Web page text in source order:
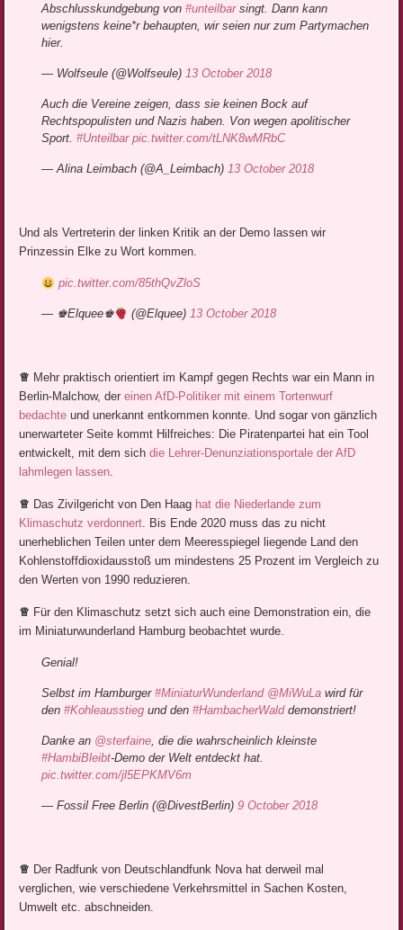
Abschlusskundgebung von#unteilbarsingt. Dann kann
wenigstens keine*r behaupten, wir seien nur zum Partymachen
hier.
— Wolfseule (@Wolfseule)13 October 2018
Auch die Vereine zeigen, dass sie keinen Bock auf
Rechtspopulisten und Nazis haben. Von wegen apolitischer
Sport.#Unteilbar pic.twitter.com/tLNK8wMRbC
— Alina Leimbach (@A_Leimbach)13 October 2018
Und als Vertreterin der linken Kritik an der Demo lassen wir
Prinzessin Elke zu Wort kommen.
pic.twitter.com/85thQvZloS
— ♚Elquee♚ (@Elquee)13 October 2018
♕ Mehr praktisch orientiert im Kampf gegen Rechts war ein Mann in
Berlin-Malchow, dereinen AfD-Politiker mit einem Tortenwurf
bedachte und unerkannt entkommen konnte. Und sogar von gänzlich
unerwarteter Seite kommt Hilfreiches: Die Piratenpartei hat ein Tool
entwickelt, mit dem sichdie Lehrer-Denunziationsportale der AfD
lahmlegen lassen.
♕ Das Zivilgericht von Den Haag hat die Niederlande zum
Klimaschutz verdonnert. Bis Ende 2020 muss das zu nicht
unerheblichen Teilen unter dem Meeresspiegel liegende Land den
Kohlenstoffdioxidausstoß um mindestens 25 Prozent im Vergleich zu
den Werten von 1990 reduzieren.
♕ Für den Klimaschutz setzt sich auch eine Demonstration ein, die
im Miniaturwunderland Hamburg beobachtet wurde.
Genial!
Selbst im Hamburger#MiniaturWunderland @MiWuLa wird für
den#Kohleausstieg und den#HambacherWalddemonstriert!
Danke an @sterfaine, die die wahrscheinlich kleinste
#HambiBleibt-Demo der Welt entdeckt hat.
pic.twitter.com/jl5EPKMV6m
— Fossil Free Berlin (@DivestBerlin)9 October 2018
♕ Der Radfunk von Deutschlandfunk Nova hat derweil mal
verglichen, wie verschiedene Verkehrsmittel in Sachen Kosten,
Umwelt etc. abschneiden.